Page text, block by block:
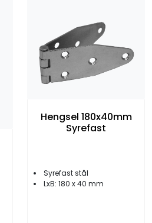
Hengsel 180x40mm
Syrefast
Syrefast stål
LxB: 180 x 40 mm